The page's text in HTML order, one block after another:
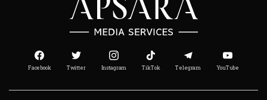
Facebook Twitter Instagram TikTok Telegram YouTube